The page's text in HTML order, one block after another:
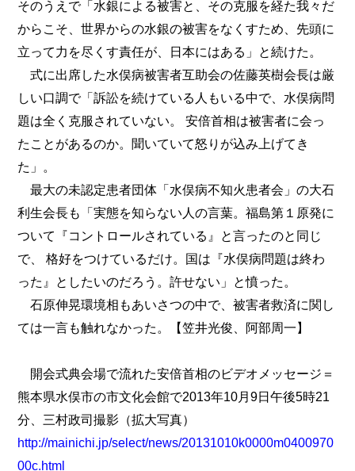
そのうえで「水銀による被害と、その克服を経た我々だ
からこそ、世界からの水銀の被害をなくすため、先頭に
立って力を尽くす責任が、日本にはある」と続けた。
式に出席した水俣病被害者互助会の佐藤英樹会長は厳
しい口調で「訴訟を続けている人もいる中で、水俣病問
題は全く克服されていない。 安倍首相は被害者に会っ
たことがあるのか。聞いていて怒りが込み上げてき
た」。
最大の未認定患者団体「水俣病不知火患者会」の大石
利生会長も「実態を知らない人の言葉。福島第１原発に
ついて『コントロールされている』と言ったのと同じ
で、 格好をつけているだけ。国は『水俣病問題は終わ
った』としたいのだろう。許せない」と憤った。
石原伸晃環境相もあいさつの中で、被害者救済に関し
ては一言も触れなかった。【笠井光俊、阿部周一】
開会式典会場で流れた安倍首相のビデオメッセージ＝
熊本県水俣市の市文化会館で2013年10月9日午後5時21
分、三村政司撮影（拡大写真）
http://mainichi.jp/select/news/20131010k0000m0400970
00c.html